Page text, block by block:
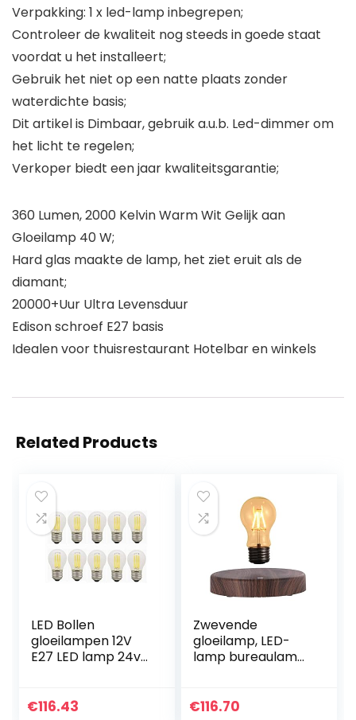
Verpakking: 1 x led-lamp inbegrepen;
Controleer de kwaliteit nog steeds in goede staat
voordat u het installeert;
Gebruik het niet op een natte plaats zonder
waterdichte basis;
Dit artikel is Dimbaar, gebruik a.u.b. Led-dimmer om
het licht te regelen;
Verkoper biedt een jaar kwaliteitsgarantie;
360 Lumen, 2000 Kelvin Warm Wit Gelijk aan
Gloeilamp 40 W;
Hard glas maakte de lamp, het ziet eruit als de
diamant;
20000+Uur Ultra Levensduur
Edison schroef E27 basis
Idealen voor thuisrestaurant Hotelbar en winkels
Related Products
LED Bollen
gloeilampen 12V
E27 LED lamp 24v
Equivalent 350
€116.43
Zwevende
gloeilamp, LED-
lamp bureaulamp,
zwevende
€116.70